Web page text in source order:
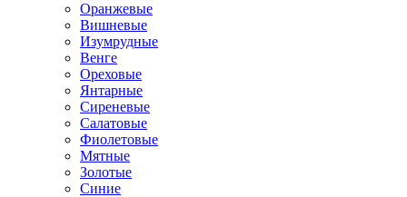
Оранжевые
Вишневые
Изумрудные
Венге
Ореховые
Янтарные
Сиреневые
Салатовые
Фиолетовые
Мятные
Золотые
Синие